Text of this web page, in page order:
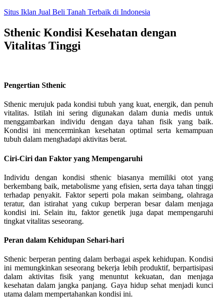
Skip
content
Situs Iklan Jual Beli Tanah Terbaik di Indonesia
Sthenic Kondisi Kesehatan dengan
Vitalitas Tinggi
Pengertian Sthenic
Sthenic merujuk pada kondisi tubuh yang kuat, energik, dan penuh
vitalitas. Istilah ini sering digunakan dalam dunia medis untuk
menggambarkan individu dengan daya tahan fisik yang baik.
Kondisi ini mencerminkan kesehatan optimal serta kemampuan
tubuh dalam menghadapi aktivitas berat.
Ciri-Ciri dan Faktor yang Mempengaruhi
Individu dengan kondisi sthenic biasanya memiliki otot yang
berkembang baik, metabolisme yang efisien, serta daya tahan tinggi
terhadap penyakit. Faktor seperti pola makan seimbang, olahraga
teratur, dan istirahat yang cukup berperan besar dalam menjaga
kondisi ini. Selain itu, faktor genetik juga dapat mempengaruhi
tingkat vitalitas seseorang.
Peran dalam Kehidupan Sehari-hari
Sthenic berperan penting dalam berbagai aspek kehidupan. Kondisi
ini memungkinkan seseorang bekerja lebih produktif, berpartisipasi
dalam aktivitas fisik yang menuntut kekuatan, dan menjaga
kesehatan dalam jangka panjang. Gaya hidup sehat menjadi kunci
utama dalam mempertahankan kondisi ini.